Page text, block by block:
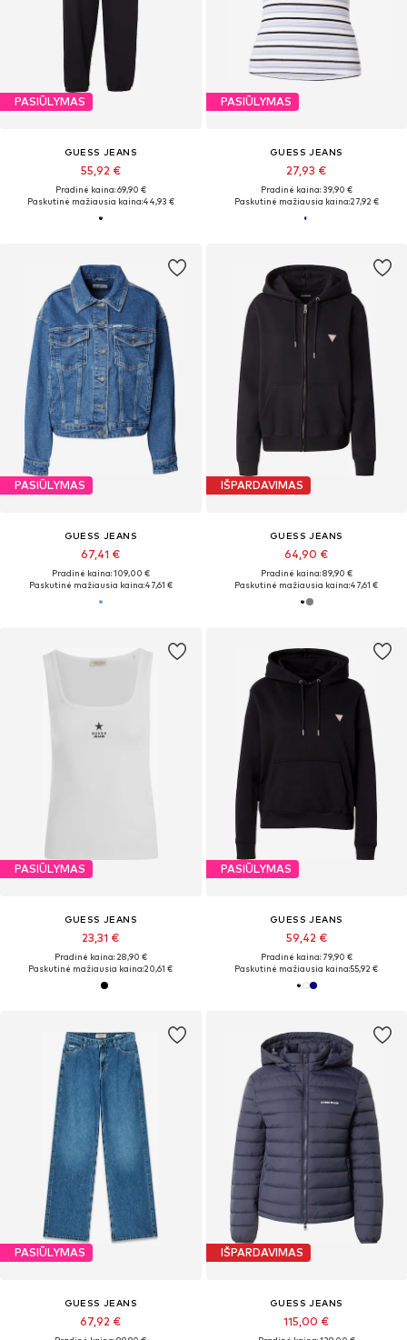
PASIŪLYMAS
GUESS JEANS
55,92 €
Pradinė kaina: 69,90 €
Paskutinė mažiausia kaina:44,93 €
PASIŪLYMAS
GUESS JEANS
27,93 €
Pradinė kaina: 39,90 €
Paskutinė mažiausia kaina:27,92 €
PASIŪLYMAS
GUESS JEANS
67,41 €
Pradinė kaina: 109,00 €
Paskutinė mažiausia kaina:47,61 €
IŠPARDAVIMAS
GUESS JEANS
64,90 €
Pradinė kaina: 89,90 €
Paskutinė mažiausia kaina:47,61 €
PASIŪLYMAS
GUESS JEANS
23,31 €
Pradinė kaina: 28,90 €
Paskutinė mažiausia kaina:20,61 €
PASIŪLYMAS
GUESS JEANS
59,42 €
Pradinė kaina: 79,90 €
Paskutinė mažiausia kaina:55,92 €
PASIŪLYMAS
GUESS JEANS
67,92 €
IŠPARDAVIMAS
GUESS JEANS
115,00 €